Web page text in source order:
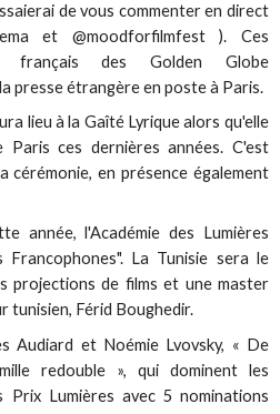
de vous commenter en direct
et @moodforfilmfest ). Ces
français des Golden Globe
presse étrangère en poste à Paris.
lieu à la Gaîté Lyrique alors qu'elle
ces dernières années. C'est
cérémonie, en présence également
année, l'Académie des Lumières
Francophones". La Tunisie sera le
projections de films et une master
tunisien, Férid Boughedir.
Audiard et Noémie Lvovsky, « De
redouble », qui dominent les
Prix Lumières avec 5 nominations